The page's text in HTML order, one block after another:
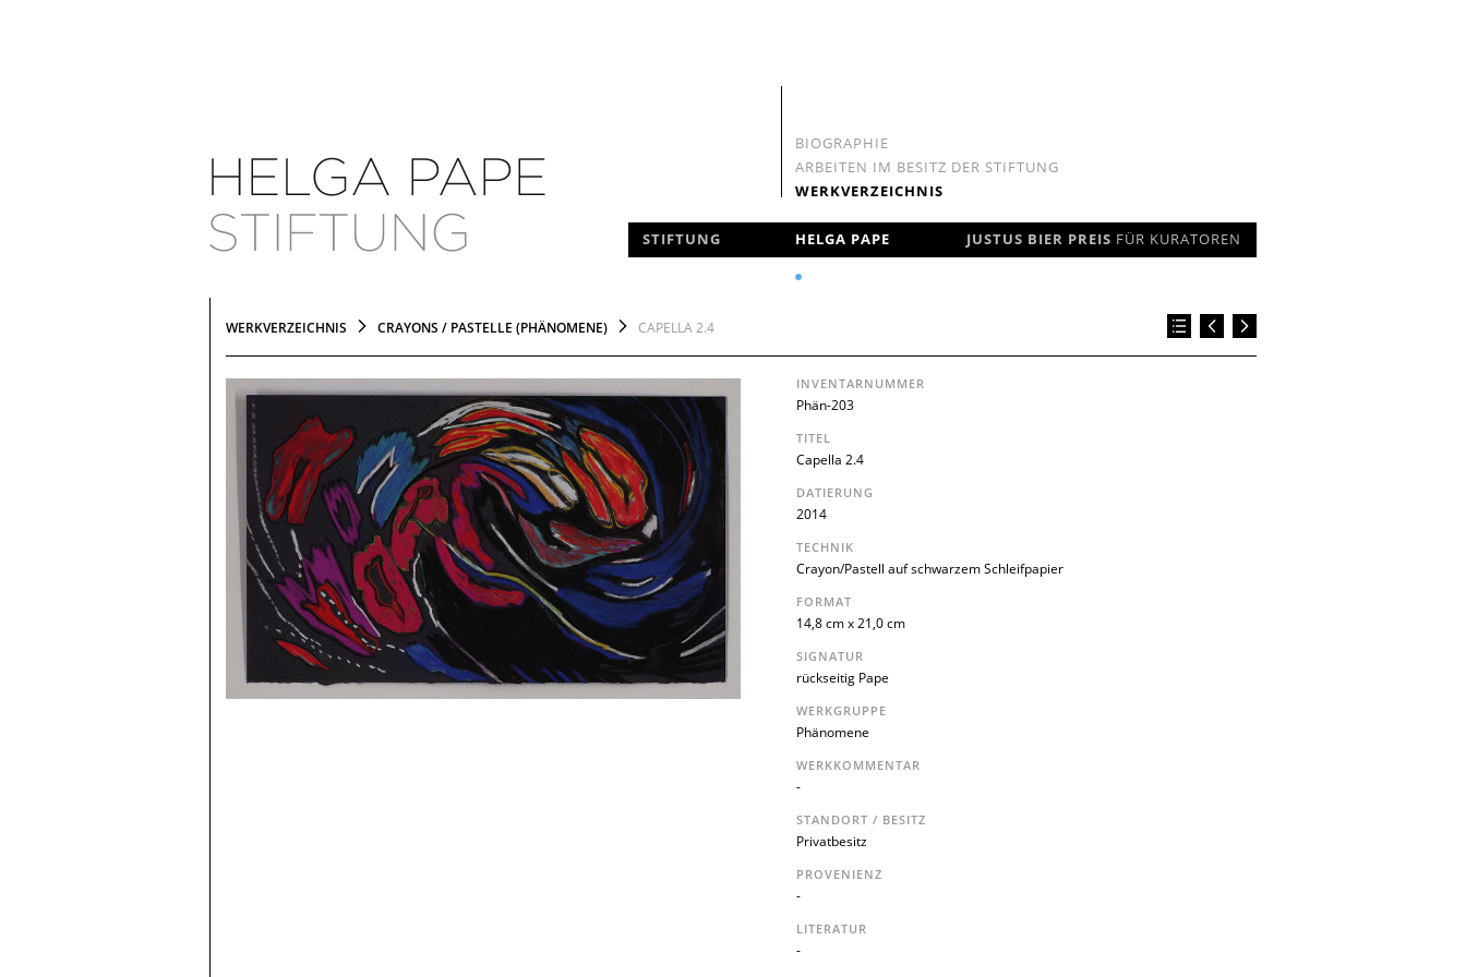
NAVIGATION
ÜBERSPRINGEN
STIFTUNG HELGA PAPE
BIOGRAPHIE
ARBEITEN IM BESITZ DER STIFTUNG
WERKVERZEICHNIS
JUSTUS BIER PREIS FÜR KURATOREN
WERKVERZEICHNIS CRAYONS / PASTELLE (PHÄNOMENE) CAPELLA 2.4
INVENTARNUMMER
Phän-203
TITEL
Capella 2.4
DATIERUNG
2014
TECHNIK
Crayon/Pastell auf schwarzem Schleifpapier
FORMAT
14,8 cm x 21,0 cm
SIGNATUR
rückseitig Pape
WERKGRUPPE
Phänomene
WERKKOMMENTAR
-
STANDORT / BESITZ
Privatbesitz
PROVENIENZ
-
LITERATUR
-